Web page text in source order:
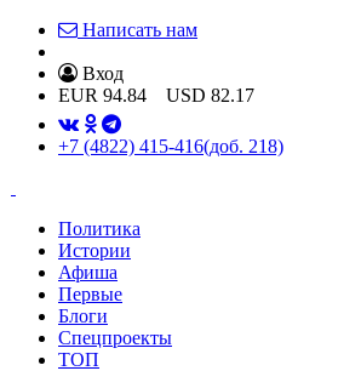
Написать нам
Вход
EUR 94.84 USD 82.17
+7 (4822) 415-416(доб. 218)
Политика
Истории
Афиша
Первые
Блоги
Спецпроекты
ТОП